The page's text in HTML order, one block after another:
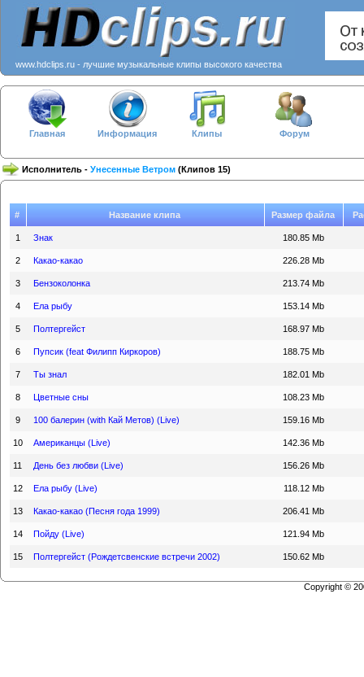
www.hdclips.ru - лучшие музыкальные клипы высокого качества
Главная Информация Клипы Форум
Исполнитель - Унесенные Ветром (Клипов 15)
# Название клипа Размер файла
1 Знак 180.85 Mb
2 Какао-какао 226.28 Mb
3 Бензоколонка 213.74 Mb
4 Ела рыбу 153.14 Mb
5 Полтергейст 168.97 Mb
6 Пупсик (feat Филипп Киркоров) 188.75 Mb
7 Ты знал 182.01 Mb
8 Цветные сны 108.23 Mb
9 100 балерин (with Кай Метов) (Live) 159.16 Mb
10 Американцы (Live) 142.36 Mb
11 День без любви (Live) 156.26 Mb
12 Ела рыбу (Live) 118.12 Mb
13 Какао-какао (Песня года 1999) 206.41 Mb
14 Пойду (Live) 121.94 Mb
15 Полтергейст (Рождетсвенские встречи 2002) 150.62 Mb
Copyright ©